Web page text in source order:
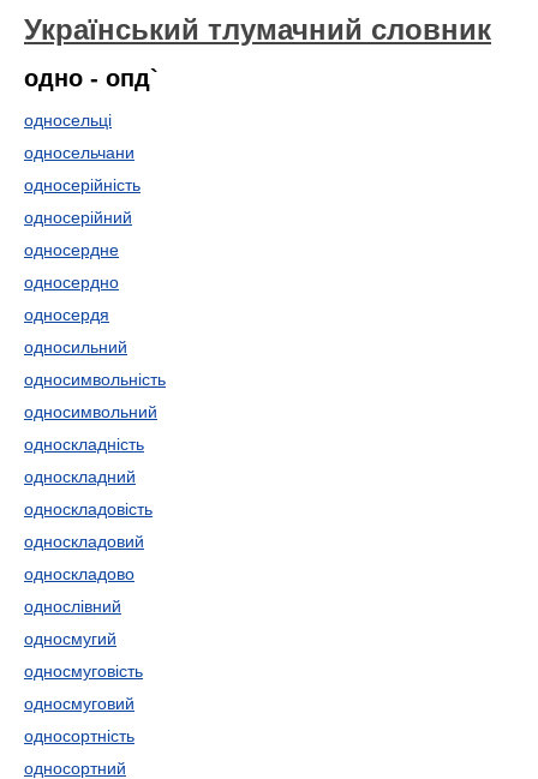
Український тлумачний словник
одно - опд`
односельці
односельчани
односерійність
односерійний
односердне
односердно
односердя
односильний
односимвольність
односимвольний
односкладність
односкладний
односкладовість
односкладовий
односкладово
однослівний
односмугий
односмуговість
односмуговий
односортність
односортний